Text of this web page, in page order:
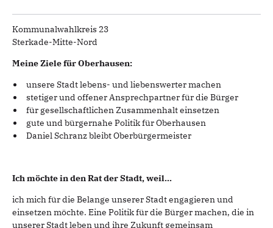
Kommunalwahlkreis 23
Sterkade-Mitte-Nord
Meine Ziele für Oberhausen:
unsere Stadt lebens- und liebenswerter machen
stetiger und offener Ansprechpartner für die Bürger
für gesellschaftlichen Zusammenhalt einsetzen
gute und bürgernahe Politik für Oberhausen
Daniel Schranz bleibt Oberbürgermeister
Ich möchte in den Rat der Stadt, weil...
ich mich für die Belange unserer Stadt engagieren und
einsetzen möchte. Eine Politik für die Bürger machen, die in
unserer Stadt leben und ihre Zukunft gemeinsam